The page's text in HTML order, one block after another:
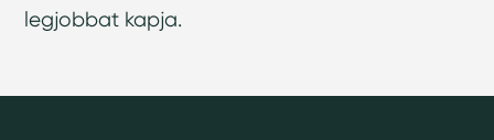
legjobbat kapja.